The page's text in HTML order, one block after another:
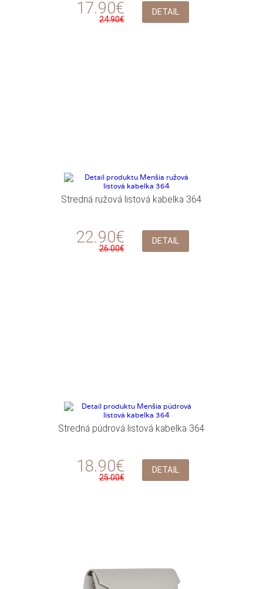
17.90€
24.90€
DETAIL
Stredná ružová listová kabelka 364
22.90€
26.00€
DETAIL
Stredná púdrová listová kabelka 364
18.90€
25.00€
DETAIL